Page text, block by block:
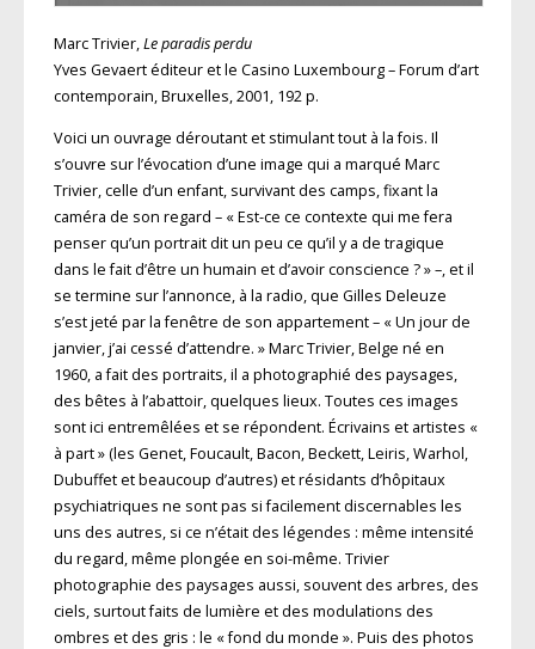
Marc Trivier,Le paradis perdu
Yves Gevaert éditeur et le Casino Luxembourg – Forum d’art
contemporain, Bruxelles, 2001, 192 p.
Voici un ouvrage déroutant et stimulant tout à la fois. Il
s’ouvre sur l’évocation d’une image qui a marqué Marc
Trivier, celle d’un enfant, survivant des camps, fixant la
caméra de son regard – « Est-ce ce contexte qui me fera
penser qu’un portrait dit un peu ce qu’il y a de tragique
dans le fait d’être un humain et d’avoir conscience ? » –, et il
se termine sur l’annonce, à la radio, que Gilles Deleuze
s’est jeté par la fenêtre de son appartement – « Un jour de
janvier, j’ai cessé d’attendre. » Marc Trivier, Belge né en
1960, a fait des portraits, il a photographié des paysages,
des bêtes à l’abattoir, quelques lieux. Toutes ces images
sont ici entremêlées et se répondent. Écrivains et artistes «
à part » (les Genet, Foucault, Bacon, Beckett, Leiris, Warhol,
Dubuffet et beaucoup d’autres) et résidants d’hôpitaux
psychiatriques ne sont pas si facilement discernables les
uns des autres, si ce n’était des légendes : même intensité
du regard, même plongée en soi-même. Trivier
photographie des paysages aussi, souvent des arbres, des
ciels, surtout faits de lumière et des modulations des
ombres et des gris : le « fond du monde ». Puis des photos